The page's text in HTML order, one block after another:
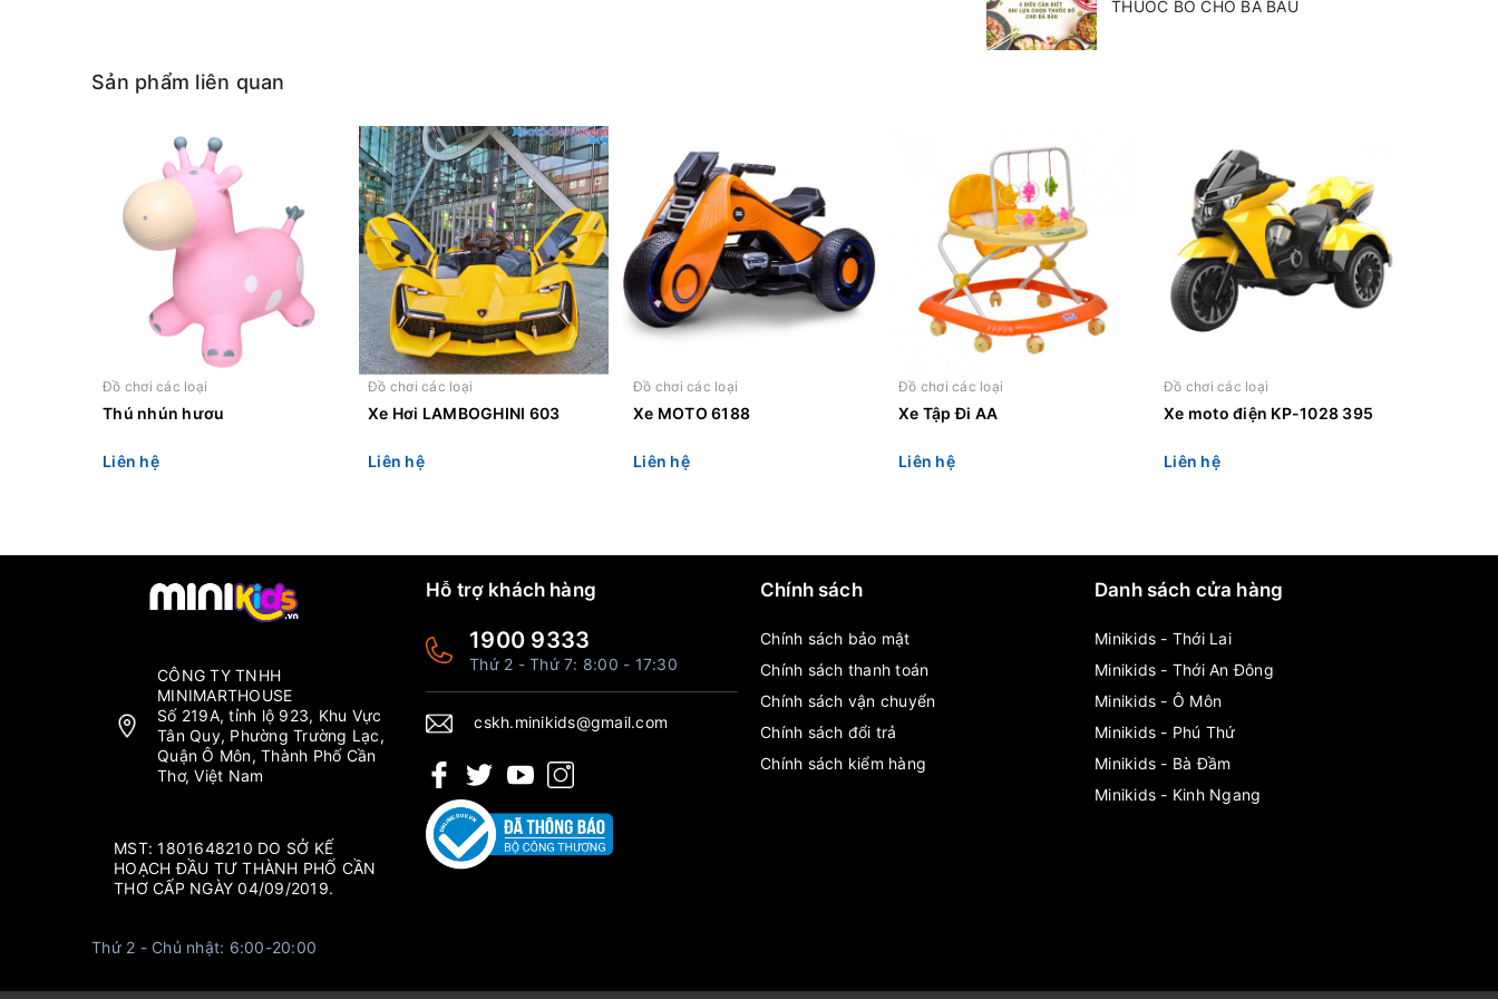
THUỐC BỔ CHO BÀ BẦU
Sản phẩm liên quan
Đồ chơi các loại
Thú nhún hươu
Liên hệ
Đồ chơi các loại
Xe Hơi LAMBOGHINI 603
Liên hệ
Đồ chơi các loại
Xe MOTO 6188
Liên hệ
Đồ chơi các loại
Xe Tập Đi AA
Liên hệ
Đồ chơi các loại
Xe moto điện KP-1028 395
Liên hệ
CÔNG TY TNHH
MINIMARTHOUSE
Số 219A, tỉnh lộ 923, Khu Vực
Tân Quy, Phường Trường Lạc,
Quận Ô Môn, Thành Phố Cần
Thơ, Việt Nam
MST: 1801648210 DO SỞ KẾ
HOẠCH ĐẦU TƯ THÀNH PHỐ CẦN
THƠ CẤP NGÀY 04/09/2019.
Thứ 2 - Chủ nhật: 6:00-20:00
Hỗ trợ khách hàng
1900 9333
Thứ 2 - Thứ 7: 8:00 - 17:30
cskh.minikids@gmail.com
Chính sách
Chính sách bảo mật
Chính sách thanh toán
Chính sách vận chuyển
Chính sách đổi trả
Chính sách kiểm hàng
Danh sách cửa hàng
Minikids - Thới Lai
Minikids - Thới An Đông
Minikids - Ô Môn
Minikids - Phú Thứ
Minikids - Bà Đầm
Minikids - Kinh Ngang